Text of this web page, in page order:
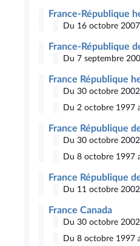
France-République
Du 16 octobre
France-République
Du 7 septembre
France République
Du 30 octobre
Du 2 octobre 1997
France République
Du 30 octobre
Du 8 octobre 1997
France République
Du 11 octobre
France Canada
Du 30 octobre
Du 8 octobre 1997